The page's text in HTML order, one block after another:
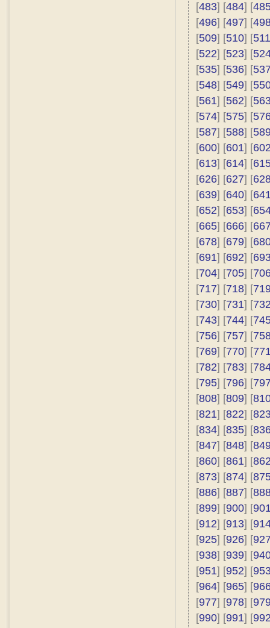
[483] [484] [
[496] [497] [
[509] [510] [511
[522] [523] [
[535] [536] [
[548] [549] [
[561] [562] [
[574] [575] [
[587] [588] [
[600] [601] [
[613] [614] [
[626] [627] [
[639] [640] [
[652] [653] [
[665] [666] [
[678] [679] [
[691] [692] [
[704] [705] [
[717] [718] [
[730] [731] [
[743] [744] [
[756] [757] [
[769] [770] [
[782] [783] [
[795] [796] [
[808] [809] [
[821] [822] [
[834] [835] [
[847] [848] [
[860] [861] [
[873] [874] [
[886] [887] [
[899] [900] [
[912] [913] [
[925] [926] [
[938] [939] [
[951] [952] [
[964] [965] [
[977] [978] [
[990] [991] [